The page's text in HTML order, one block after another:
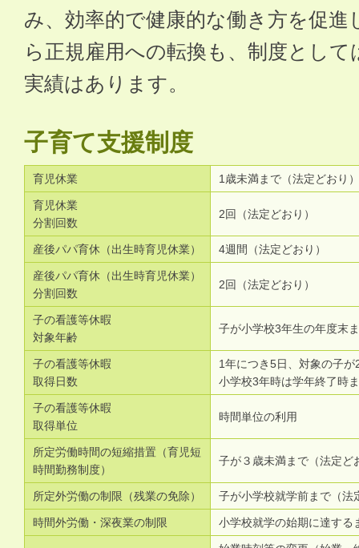
み、効率的で健康的な働き方を促
ら正規雇用への転換も、制度とし
実績はあります。
子育て支援制度
育児休業 1歳未満まで（法定どおり）
育児休業
分割回数
2回（法定どおり）
産後パパ育休（出生時育児休業） 4週間（法定どおり）
産後パパ育休（出生時育児休業）
分割回数
2回（法定どおり）
子の看護等休暇
対象年齢
子が小学校3年生の年度末
子の看護等休暇
取得日数
1年につき5日、対象の子
小学校3年時は学年終了時
子の看護等休暇
取得単位
時間単位の利用
所定労働時間の短縮措置（育児短
時間勤務制度）
子が３歳未満まで（法定ど
所定外労働の制限（残業の免除） 子が小学校就学前まで（法
時間外労働・深夜業の制限 小学校就学の始期に達する